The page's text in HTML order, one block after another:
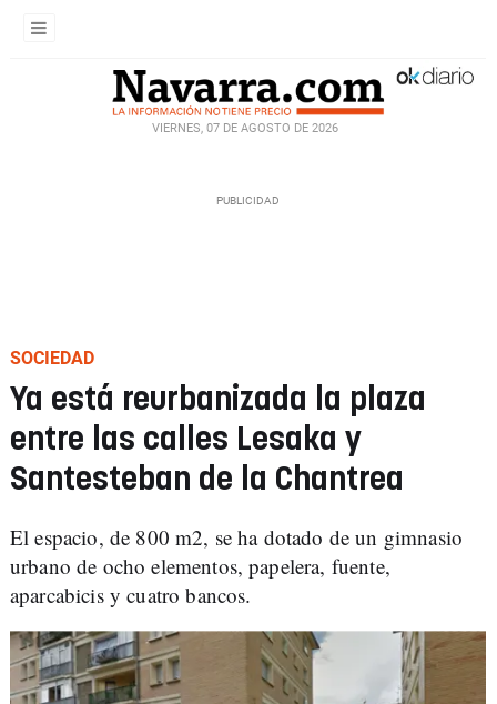
VIERNES, 07 DE AGOSTO DE 2026
SOCIEDAD
Ya está reurbanizada la plaza
entre las calles Lesaka y
Santesteban de la Chantrea
El espacio, de 800 m2, se ha dotado de un gimnasio
urbano de ocho elementos, papelera, fuente,
aparcabicis y cuatro bancos.